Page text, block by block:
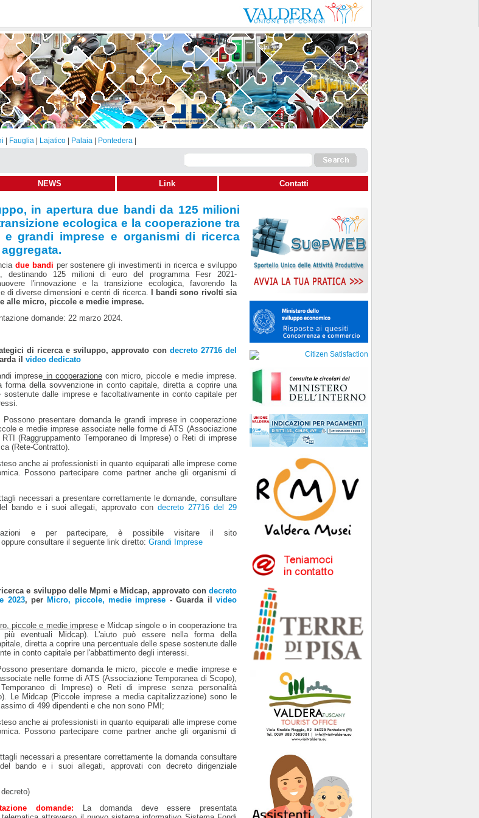
Fauglia Lajatico Palaia Pontedera
NEWS Link Contatti
in apertura due bandi da 125 milioni
ecologica e la cooperazione tra
e grandi imprese e organismi di ricerca
Invia Stampa
due bandi per sostenere gli investimenti in ricerca e sviluppo
destinando 125 milioni di euro del programma Fesr 2021-
l'innovazione e la transizione ecologica, favorendo la
di diverse dimensioni e centri di ricerca.
I bandi sono rivolti sia
alle micro, piccole e medie imprese.
domande: 22 marzo 2024.
di ricerca e sviluppo, approvato con decreto 27716 del
il video dedicato
imprese in cooperazionecon micro, piccole e medie imprese.
forma della sovvenzione in conto capitale, diretta a coprire una
sostenute dalle imprese e facoltativamente in conto capitale per
Possono presentare domanda le grandi imprese in cooperazione
e medie imprese associate nelle forme di ATS (Associazione
(Raggruppamento Temporaneo di Imprese) o Reti di imprese
(Rete-Contratto).
anche ai professionisti in quanto equiparati alle imprese come
Possono partecipare come partner anche gli organismi di
necessaria presentare correttamente le domande, consultare
bando e i suoi allegati, approvato condecreto 27716 del 29
e per partecipare, è possibile visitare il sito
consultare il seguente link diretto: Grandi Imprese
e sviluppo delle Mpmi e Midcap, approvato condecreto
2023, per Micro, piccole, medie imprese - Guarda ilvideo
piccole e medie impresee Midcap singole o in cooperazione tra
eventuali Midcap). L'aiuto può essere nella forma della
diretta a coprire una percentuale delle spese sostenute dalle
in conto capitale per l'abbattimento degli interessi.
presentare domanda le micro, piccole e medie imprese e
nelle forme di ATS (Associazione Temporanea di Scopo),
Temporaneo di Imprese) o Reti di imprese senza personalità
Le Midcap (Piccole imprese a media capitalizzazione) sono le
di 499 dipendenti e che non sono PMI;
anche ai professionisti in quanto equiparati alle imprese come
Possono partecipare come partner anche gli organismi di
necessari a presentare correttamente la domanda consultare
bando e i suoi allegati, approvati con decreto dirigenziale
domande:
La domanda deve essere presentata